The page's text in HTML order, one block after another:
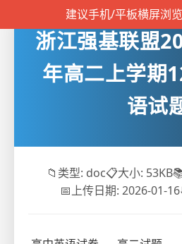
建议手机/平板横屏浏览
浙江强基联盟
年高二上学期
语试
📁 类型: doc📋大小: 53KB
📅上传日期: 2026-01-16